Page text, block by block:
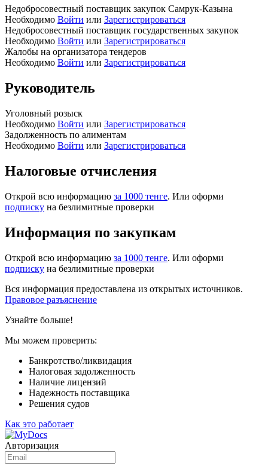
Недобросовестный поставщик закупок Самрук-Казына
Необходимо Войти или Зарегистрироваться
Недобросовестный поставщик государственных закупок
Необходимо Войти или Зарегистрироваться
Жалобы на организатора тендеров
Необходимо Войти или Зарегистрироваться
Руководитель
Уголовный розыск
Необходимо Войти или Зарегистрироваться
Задолженность по алиментам
Необходимо Войти или Зарегистрироваться
Налоговые отчисления
Открой всю информацию за 1000 тенге. Или оформи
подписку на безлимитные проверки
Информация по закупкам
Открой всю информацию за 1000 тенге. Или оформи
подписку на безлимитные проверки
Вся информация предоставлена из открытых источников.
Правовое разъяснение
Узнайте больше!
Мы можем проверить:
Банкротство/ликвидация
Налоговая задолженность
Наличие лицензий
Надежность поставщика
Решения судов
Как это работает
Авторизация